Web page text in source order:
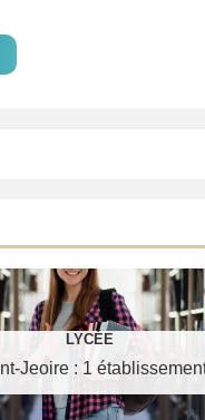
LYCÉE
Jeoire : 1